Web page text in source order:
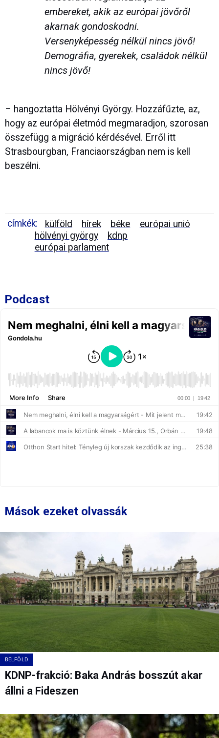
embereket, akik az európai jövőről
akarnak gondoskodni.
Versenyképesség nélkül nincs jövő!
Demográfia, gyerekek, családok nélkül
nincs jövő!
– hangoztatta Hölvényi György. Hozzáfűzte, az,
hogy az európai életmód megmaradjon, szorosan
összefügg a migráció kérdésével. Erről itt
Strasbourgban, Franciaországban nem is kell
beszélni.
címkék: külföld hírek béke
európai unió
hölvényi györgy
kdnp
európai parlament
Podcast
Mások ezeket olvassák
BELFÖLD
KDNP-frakció: Baka András bosszút akar
állni a Fideszen